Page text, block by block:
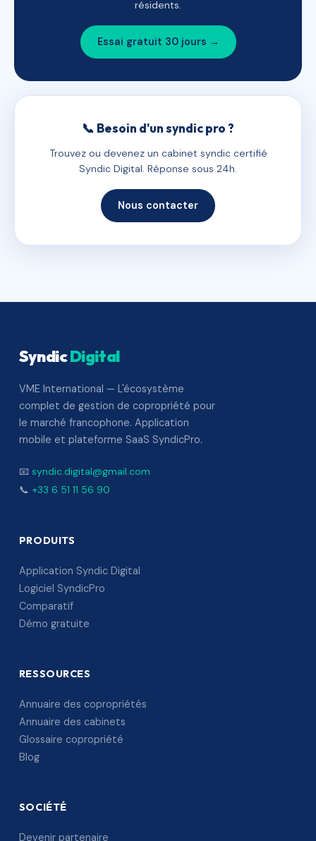
résidents.
Essai gratuit 30 jours →
📞 Besoin d'un syndic pro ?
Trouvez ou devenez un cabinet syndic certifié
Syndic Digital. Réponse sous 24h.
Nous contacter
SyndicDigital
VME International — L'écosystème
complet de gestion de copropriété pour
le marché francophone. Application
mobile et plateforme SaaS SyndicPro.
📧 syndic.digital@gmail.com
📞 +33 6 51 11 56 90
PRODUITS
Application Syndic Digital
Logiciel SyndicPro
Comparatif
Démo gratuite
RESSOURCES
Annuaire des copropriétés
Annuaire des cabinets
Glossaire copropriété
Blog
SOCIÉTÉ
Devenir partenaire